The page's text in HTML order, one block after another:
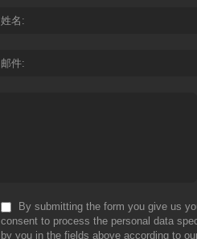
姓名
邮件
By submitting the form you give us
consent to process the personal data
by you in the fields above according to